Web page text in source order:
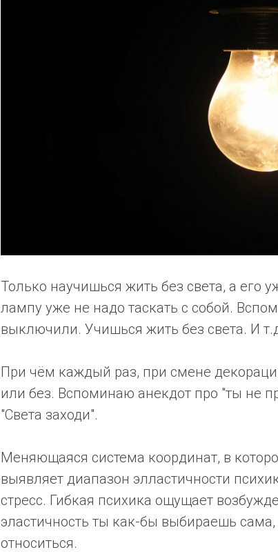
Только научишься жить без света, а его
лампу уже не надо таскать с собой.
выключили. Учишься жить без света. И
При чём каждый раз, при смене
или без. Вспоминаю анекдот про "ты не
"Света заходи".
Меняющаяся система координат, в
выявляет диапазон элластичности
стресс. Гибкая психика ощущает
эластичность ты как-бы выбираешь
относиться.